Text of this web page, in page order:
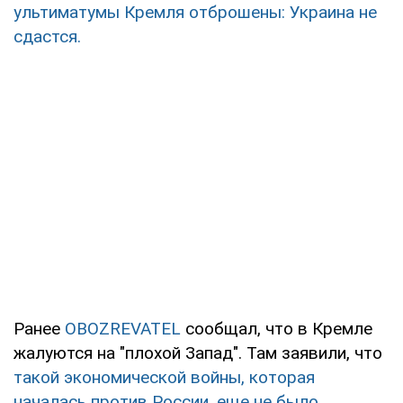
ультиматумы Кремля отброшены: Украина не
сдастся.
Ранее OBOZREVATEL сообщал, что в Кремле
жалуются на "плохой Запад". Там заявили, что
такой экономической войны, которая